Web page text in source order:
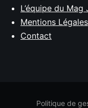
L’équipe du
Mentions Légales
Contact
Politique de